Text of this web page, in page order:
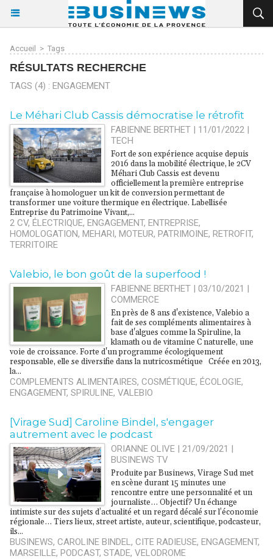
Accueil > Tags
RÉSULTATS RECHERCHE
TAGS (4) : ENGAGEMENT
Le Méhari Club Cassis démocratise le rétrofit
FABIENNE BERTHET | 11/01/2022 |
TECH
Fort de son expérience acquise depuis
2016 dans la mobilité électrique, le 2CV
Méhari Club Cassis est devenu
officiellement la première entreprise
française à homologuer un kit de conversion permettant de
transformer une voiture thermique en électrique. Labellisée
Entreprise du Patrimoine Vivant,...
2 CV, ÉLECTRIQUE, ENGAGEMENT, ENTREPRISE,
HOMOLOGATION, MEHARI, MOTEUR, PATRIMOINE, RETROFIT,
TERRITOIRE
Valebio, le bon goût de la superfood !
FABIENNE BERTHET | 03/10/2021 |
COMMERCE
En près de 8 ans d'existence, Valebio a
fait de ses compléments alimentaires à
base d'algues comme la Spiruline, la
klamath ou de vitamine C naturelle, une
voie de croissance. Forte d'un programme écologiquement
responsable, elle se diversifie dans la nutricosmétique Créée en 2013,
la...
COMPLEMENTS ALIMENTAIRES, COSMÉTIQUE, ÉCOLOGIE,
ENGAGEMENT, SPIRULINE, VALEBIO
[Virage Sud] Caroline Bindel, s'engager
autrement avec le podcast
ORIANNE OLIVE | 21/09/2021 |
BUSINEWS TV
Produite par Businews, Virage Sud met
en scène durant 15 minutes une
rencontre entre une personnalité et un
journaliste… Objectif? Un échange
intimiste sur des sujets d’actualité et un regard décalé sur l’économie
régionale… Tiers lieux, street artiste, auteur, scientifique, podcasteur,
ils...
BUSINEWS, CAROLINE BINDEL, CITE RADIEUSE, ENGAGEMENT,
MARSEILLE, PODCAST, STADE, VELODROME